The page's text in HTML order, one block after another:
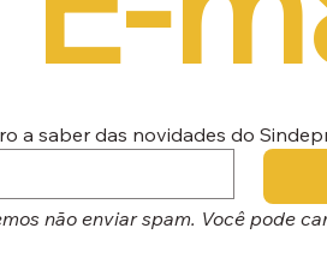
a saber das novidades do
não enviar spam. Você pode